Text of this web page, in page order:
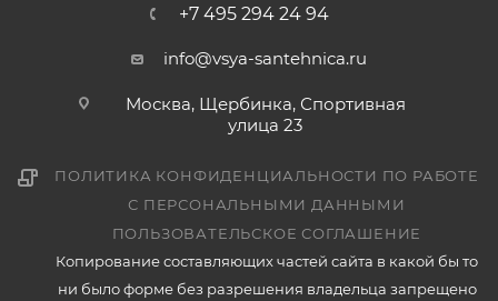
+7 495 294 24 94
info@vsya-santehnica.ru
Москва, Щербинка, Спортивная
улица 23
ПОЛИТИКА КОНФИДЕНЦИАЛЬНОСТИ ПО РАБОТЕ
С ПЕРСОНАЛЬНЫМИ ДАННЫМИ
ПОЛЬЗОВАТЕЛЬСКОЕ СОГЛАШЕНИЕ
Копирование составляющих частей сайта в какой бы то
ни было форме без разрешения владельца запрещено